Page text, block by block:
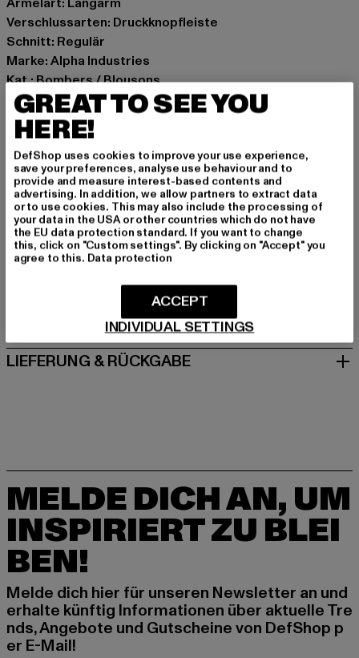
Verschlussarten: Druckknopfleiste
Schnitt: Regulär
Marke: Alpha Industries
Kat.: Bombers / Blousons
Farbe: schwarz
Hersteller Farbe: black
Materialzusammensetzung: 100% Polyester
Art.Nr: 156145-00007
Hersteller: Alpha Industries Textilvertriebs GmbH & Co.
KG |customerservice@alphaindustries.eu
Siemensstraße 11 | 63263 Neu-Isenburg | DE
GRÖSSE & PASSFORM
PFLEGEHINWEISE
LIEFERUNG & RÜCKGABE
MELDE DICH AN, UM
INSPIRIERT ZU BLEI
BEN!
Melde dich hier für unseren Newsletter an und
erhalte künftig Informationen über aktuelle Tre
nds, Angebote und Gutscheine von DefShop p
er E-Mail!
GREAT TO SEE YOU
HERE!
DefShop uses cookies to improve your use experience,
save your preferences, analyse use behaviour and to
provide and measure interest-based contents and
advertising. In addition, we allow partners to extract data
or to use cookies. This may also include the processing of
your data in the USA or other countries which do not have
the EU data protection standard. If you want to change
this, click on "Custom settings". By clicking on "Accept" you
agree to this. Data protection
INDIVIDUAL SETTINGS
ACCEPT